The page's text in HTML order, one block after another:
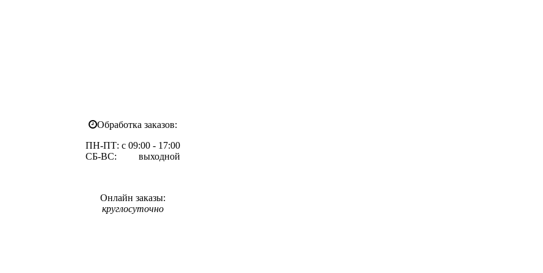
Обработка заказов:
ПН-ПТ: с 09:00 - 17:00
СБ-ВС: выходной
Онлайн заказы:
круглосуточно